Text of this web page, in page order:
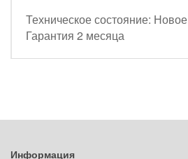
Техническое состояние: Новое
Гарантия 2 месяца
Информация